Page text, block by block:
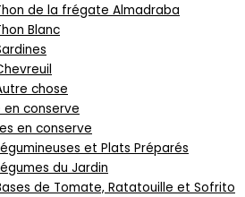
de la frégate Almadraba
Blanc
chose
en conserve
en conserve
et Plats Préparés
du Jardin
de Tomate, Ratatouille et Sofrito